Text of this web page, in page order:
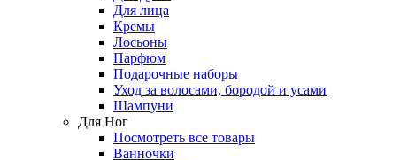
Для лица
Кремы
Лосьоны
Парфюм
Подарочные наборы
Уход за волосами, бородой и усами
Шампуни
Для Ног
Посмотреть все товары
Ванночки